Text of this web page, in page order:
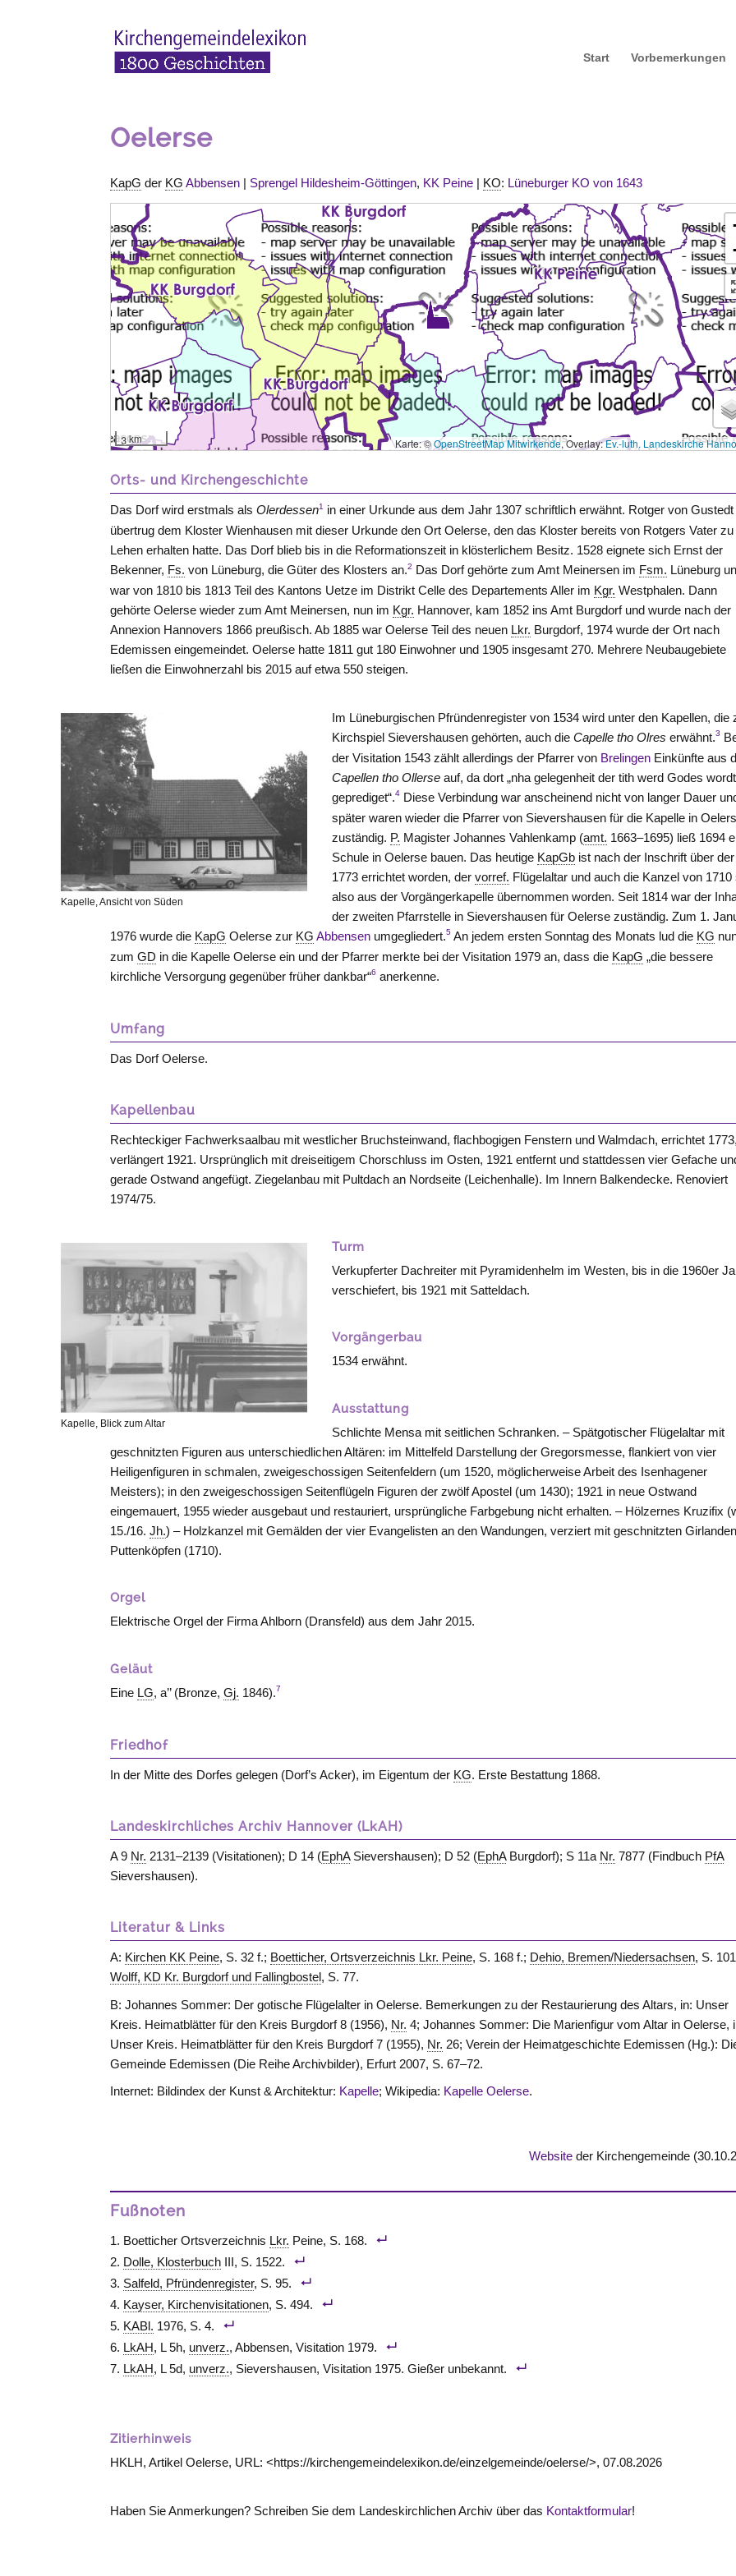
Start Vorbemerkungen
Oelerse
KapG der KG Abbensen | Sprengel Hildesheim-Göttingen, KK Peine | KO: Lüneburger KO von 1643
3 km Karte: ©OpenStreetMap Mitwirkende, Overlay:Ev.-luth. Landeskirche
Orts- und Kirchengeschichte
Das Dorf wird erstmals alsOlerdessen1
in einer Urkunde aus dem Jahr 1307 schriftlich erwähnt. Rotger von Gustedt
übertrug dem KlosterWienhausen mit dieser Urkunde den Ort Oelerse, den das Kloster bereits von Rotgers Vater zu
Lehen erhalten hatte. Das Dorf blieb bis in die Reformationszeit in klösterlichem Besitz. 1528 eignete sich Ernst der
Bekenner, Fs. von Lüneburg, die Güter des Klosters an.2 Das Dorf gehörte zum Amt Meinersen im Fsm. Lüneburg
war von 1810 bis 1813 Teil des Kantons Uetze im DistriktCelle des Departements Aller im Kgr. Westphalen. Dann
gehörte Oelerse wieder zum Amt Meinersen, nun im Kgr. Hannover, kam 1852 ins Amt Burgdorfund wurde nach der
Annexion Hannovers 1866 preußisch. Ab 1885 war Oelerse Teil des neuen Lkr. Burgdorf, 1974 wurde der Ort nach
Edemissen eingemeindet. Oelerse hatte 1811 gut 180 Einwohner und 1905 insgesamt 270. Mehrere Neubaugebiete
ließen die Einwohnerzahl bis 2015 auf etwa 550 steigen.
Kapelle, Ansicht von Süden
Im Lüneburgischen Pfründenregister von 1534 wird unter den Kapellen, die
Kirchspiel Sievershausen gehörten, auch dieCapelle tho Olres erwähnt.3
der Visitation 1543 zählt allerdings der Pfarrer von Brelingen Einkünfte aus
Capellen tho Ollerse auf, da dort „nha gelegenheit der tith werd Godes wordt
geprediget“.4 Diese Verbindung war anscheinend nicht von langer Dauer
später waren wieder die Pfarrer von Sievershausen für die Kapelle in
zuständig. P. Magister Johannes Vahlenkamp (amt. 1663–1695) ließ 1694
Schule in Oelerse bauen. Das heutige KapGb ist nach der Inschrift über
1773 errichtet worden, dervorref. Flügelaltar und auch die Kanzel von 1710
also aus der Vorgängerkapelle übernommen worden. Seit 1814 war der
der zweiten Pfarrstelle in Sievershausen für Oelerse zuständig. Zum 1.
1976 wurde die KapG Oelerse zur KG Abbensen umgegliedert.5 An jedem ersten Sonntag des Monats lud die KG
zumGD in die Kapelle Oelerse ein und der Pfarrer merkte bei der Visitation 1979 an, dass die KapG „die bessere
kirchliche Versorgung gegenüber früher dankbar“6 anerkenne.
Umfang
Das Dorf Oelerse.
Kapellenbau
Rechteckiger Fachwerksaalbau mit westlicher Bruchsteinwand, flachbogigen Fenstern und Walmdach, errichtet 1773,
verlängert 1921. Ursprünglich mit dreiseitigem Chorschluss im Osten, 1921 entfernt und stattdessen vier Gefache
gerade Ostwand angefügt. Ziegelanbau mit Pultdach an Nordseite (Leichenhalle). Im Innern Balkendecke. Renoviert
1974/75.
Kapelle, Blick zum Altar
Turm
Verkupferter Dachreiter mit Pyramidenhelm imWesten, bis in die 1960er
verschiefert, bis 1921 mit Satteldach.
Vorgängerbau
1534 erwähnt.
Ausstattung
Schlichte Mensa mit seitlichen Schranken. – Spätgotischer Flügelaltar mit
geschnitzten Figuren aus unterschiedlichen Altären: im Mittelfeld Darstellung der Gregorsmesse, flankiert von vier
Heiligenfiguren in schmalen, zweigeschossigen Seitenfeldern (um 1520, möglicherweise Arbeit des Isenhagener
Meisters); in den zweigeschossigen Seitenflügeln Figuren der zwölf Apostel (um 1430); 1921 in neue Ostwand
eingemauert, 1955 wieder ausgebaut und restauriert, ursprüngliche Farbgebung nicht erhalten. – Hölzernes Kruzifix
15./16.Jh.) – Holzkanzel mit Gemälden der vier Evangelisten an den Wandungen, verziert mit geschnitzten
Puttenköpfen (1710).
Orgel
Elektrische Orgel der Firma Ahlborn (Dransfeld) aus dem Jahr 2015.
Geläut
Eine LG, a’’ (Bronze,Gj. 1846).7
Friedhof
In der Mitte des Dorfes gelegen (Dorf’s Acker), im Eigentum der KG. Erste Bestattung 1868.
Landeskirchliches Archiv Hannover (LkAH)
A 9 Nr. 2131–2139 (Visitationen); D 14 (EphASievershausen); D 52 (EphABurgdorf); S 11a Nr. 7877 (Findbuch PfA
Sievershausen).
Literatur & Links
A: Kirchen KK Peine, S. 32 f.; Boetticher, Ortsverzeichnis Lkr. Peine, S. 168 f.; Dehio, Bremen/Niedersachsen, S.
Wolff, KD Kr. Burgdorf und Fallingbostel, S. 77.
B: Johannes Sommer: Der gotische Flügelalter in Oelerse. Bemerkungen zu der Restaurierung des Altars, in: Unser
Kreis. Heimatblätter für den Kreis Burgdorf 8 (1956), Nr. 4; Johannes Sommer: Die Marienfigur vom Altar in Oelerse,
Unser Kreis. Heimatblätter für den Kreis Burgdorf 7 (1955), Nr. 26; Verein der Heimatgeschichte Edemissen (Hg.):
Gemeinde Edemissen (Die Reihe Archivbilder), Erfurt 2007, S. 67–72.
Internet: Bildindex der Kunst & Architektur: Kapelle; Wikipedia: Kapelle Oelerse.
Website der Kirchengemeinde
Fußnoten
Boetticher Ortsverzeichnis Lkr. Peine, S. 168.
Dolle, Klosterbuch III, S. 1522.
Salfeld, Pfründenregister, S. 95.
Kayser, Kirchenvisitationen, S. 494.
KABl. 1976, S. 4.
LkAH, L 5h, unverz., Abbensen, Visitation 1979.
LkAH, L 5d, unverz., Sievershausen, Visitation 1975. Gießer unbekannt.
Zitierhinweis
HKLH, Artikel Oelerse, URL: <https://kirchengemeindelexikon.de/einzelgemeinde/oelerse/>, 07.08.2026
Haben Sie Anmerkungen? Schreiben Sie dem Landeskirchlichen Archiv über das Kontaktformular!